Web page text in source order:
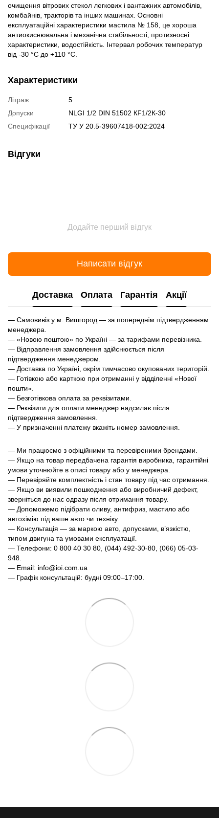
очищення вітрових стекол легкових і вантажних автомобілів,
комбайнів, тракторів та інших машинах. Основні
експлуатаційні характеристики мастила № 158, це хороша
антиокиснювальна і механічна стабільності, протизносні
характеристики, водостійкість. Інтервал робочих температур
від -30 °С до +110 °С.
Характеристики
Літраж
5
Допуски
NLGI 1/2 DIN 51502 КF1/2К-30
Специфікації
ТУ У 20.5-39607418-002:2024
Відгуки
Додайте перший відгук
Написати відгук
Доставка Оплата Гарантія Акції
— Самовивіз у м. Вишгород — за попереднім підтвердженням
менеджера.
— «Новою поштою» по Україні — за тарифами перевізника.
— Відправлення замовлення здійснюється після
підтвердження менеджером.
— Доставка по Україні, окрім тимчасово окупованих територій.
— Готівкою або карткою при отриманні у відділенні «Нової
пошти».
— Безготівкова оплата за реквізитами.
— Реквізити для оплати менеджер надсилає після
підтвердження замовлення.
— У призначенні платежу вкажіть номер замовлення.
— Ми працюємо з офіційними та перевіреними брендами.
— Якщо на товар передбачена гарантія виробника, гарантійні
умови уточнюйте в описі товару або у менеджера.
— Перевіряйте комплектність і стан товару під час отримання.
— Якщо ви виявили пошкодження або виробничий дефект,
зверніться до нас одразу після отримання товару.
— Допоможемо підібрати оливу, антифриз, мастило або
автохімію під ваше авто чи техніку.
— Консультація — за маркою авто, допусками, в’язкістю,
типом двигуна та умовами експлуатації.
— Телефони: 0 800 40 30 80, (044) 492-30-80, (066) 05-03-
948.
— Email: info@ioi.com.ua
— Графік консультацій: будні 09:00–17:00.